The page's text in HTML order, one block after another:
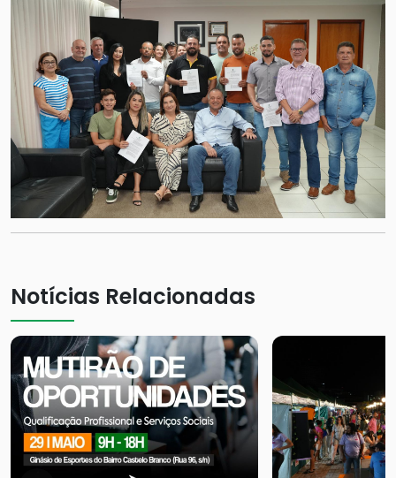
Notícias Relacionadas